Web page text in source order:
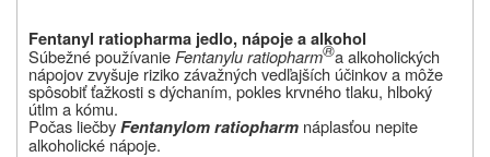
Fentanyl ratiopharma jedlo, nápoje aalkohol
Súbežné používanie Fentanylu ratiopharm®a alkoholických
nápojov zvyšuje riziko závažných vedľajších účinkov a môže
spôsobiť ťažkosti s dýchaním, pokles krvného tlaku, hlboký
útlm a kómu.
Počas liečbyFentanylom ratiopharm náplasťou nepite
alkoholické nápoje.